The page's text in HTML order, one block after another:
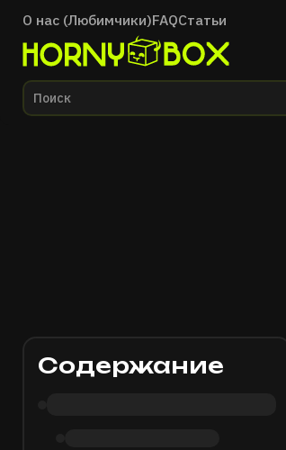
О нас (Любимчики)FAQСтатьи
Главная
Содержание